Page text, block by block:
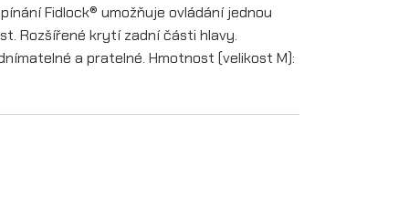
Fidlock® umožňuje ovládání jednou
Rozšířené krytí zadní části hlavy.
a pratelné. Hmotnost (velikost M):